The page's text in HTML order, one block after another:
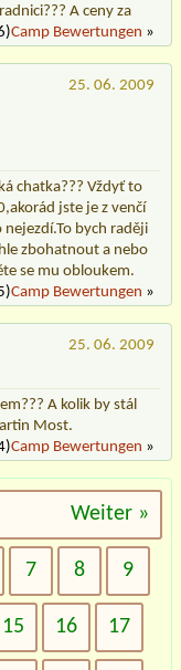
A ceny za
Camp Bewertungen »
25. 06. 2009
chatka??? Vždyť to
jste je z venčí
bych raději
zbohatnout a nebo
se mu obloukem.
Camp Bewertungen »
25. 06. 2009
A kolik by stál
Most.
Camp Bewertungen »
Weiter »
7 8 9
15 16 17